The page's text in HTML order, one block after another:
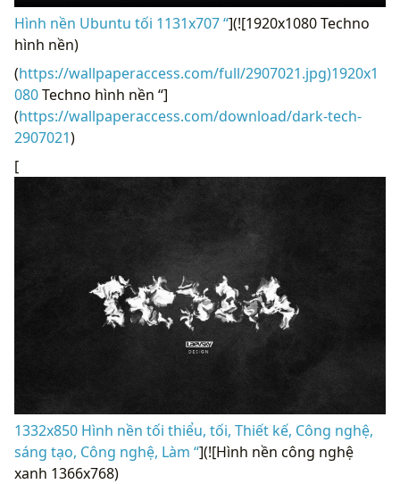
Hình nền Ubuntu tối 1131x707 “](![1920x1080 Techno
hình nền)
(https://wallpaperaccess.com/full/2907021.jpg)1920x1
080Techno hình nền “]
(https://wallpaperaccess.com/download/dark-tech-
2907021)
[
1332x850 Hình nền tối thiểu, tối, Thiết kế, Công nghệ,
sáng tạo, Công nghệ, Làm “](![Hình nền công nghệ
xanh 1366x768)